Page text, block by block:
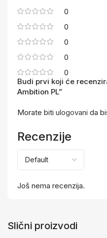
0
0
0
0
0
Recenzije
Još nema recenzija.
Budi prvi koji će
Ambition PL”
Morate biti ulogovani da
Slični proizvodi